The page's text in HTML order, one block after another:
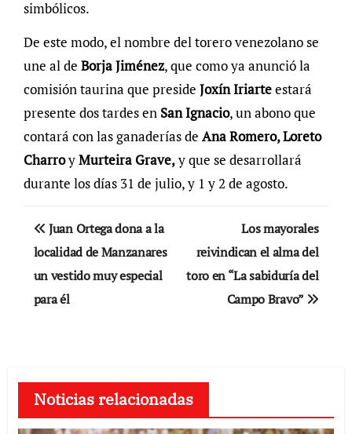
simbólicos.
De este modo, el nombre del torero venezolano se
une al de Borja Jiménez, que como ya anunció la
comisión taurina que preside Joxín Iriarteestará
presente dos tardes en San Ignacio, un abono que
contará con las ganaderías de Ana Romero, Loreto
CharroyMurteira Grave,y que se desarrollará
durante los días 31 de julio, y 1 y 2 de agosto.
Navegación
de
entradas
Juan Ortega dona a la
localidad de Manzanares
un vestido muy especial
para él
Los mayorales
reivindican el alma del
toro en “La sabiduría del
Campo Bravo”
Noticias relacionadas